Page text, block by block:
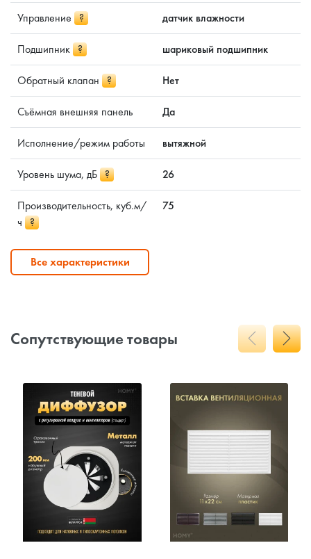
Управление ? датчик влажности
Подшипник ? шариковый подшипник
Обратный клапан ? Нет
Съёмная внешняя панель Да
Исполнение/режим работы вытяжной
Уровень шума, дБ ? 26
Производительность, куб.м/
ч ?
75
Все характеристики
Сопутствующие товары